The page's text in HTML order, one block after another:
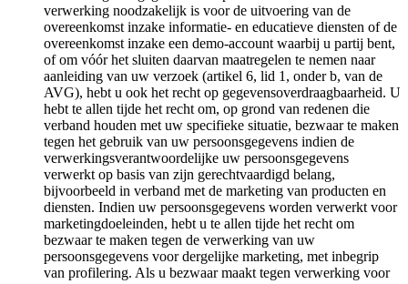
verwerking noodzakelijk is voor de uitvoering van de
overeenkomst inzake informatie- en educatieve diensten of de
overeenkomst inzake een demo-account waarbij u partij bent,
of om vóór het sluiten daarvan maatregelen te nemen naar
aanleiding van uw verzoek (artikel 6, lid 1, onder b, van de
AVG), hebt u ook het recht op gegevensoverdraagbaarheid. U
hebt te allen tijde het recht om, op grond van redenen die
verband houden met uw specifieke situatie, bezwaar te maken
tegen het gebruik van uw persoonsgegevens indien de
verwerkingsverantwoordelijke uw persoonsgegevens
verwerkt op basis van zijn gerechtvaardigd belang,
bijvoorbeeld in verband met de marketing van producten en
diensten. Indien uw persoonsgegevens worden verwerkt voor
marketingdoeleinden, hebt u te allen tijde het recht om
bezwaar te maken tegen de verwerking van uw
persoonsgegevens voor dergelijke marketing, met inbegrip
van profilering. Als u bezwaar maakt tegen verwerking voor